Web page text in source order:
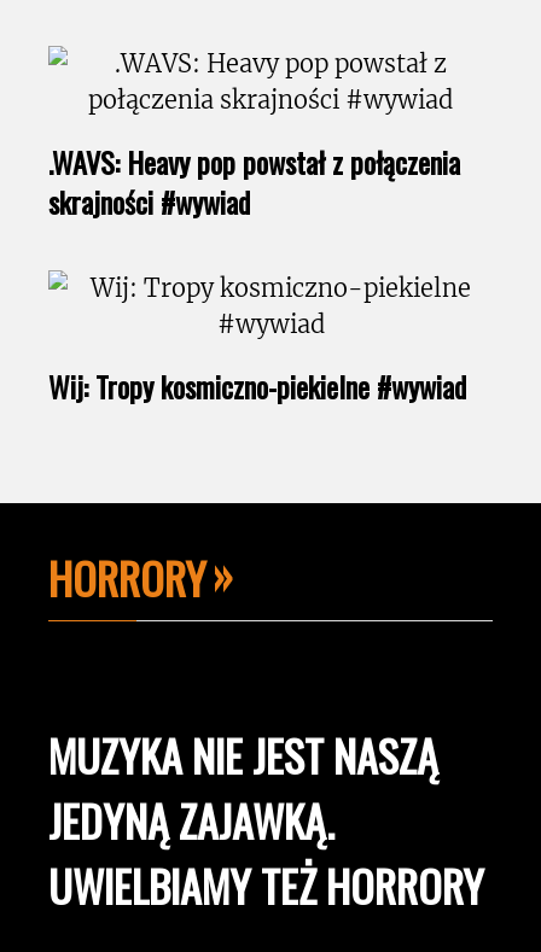
.WAVS: Heavy pop powstał z połączenia
skrajności #wywiad
Wij: Tropy kosmiczno-piekielne #wywiad
HORRORY
MUZYKA NIE JEST NASZĄ
JEDYNĄ ZAJAWKĄ.
UWIELBIAMY TEŻ HORRORY